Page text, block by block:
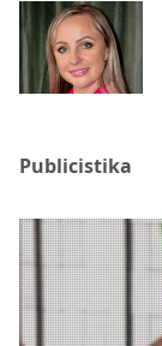
Publicistika